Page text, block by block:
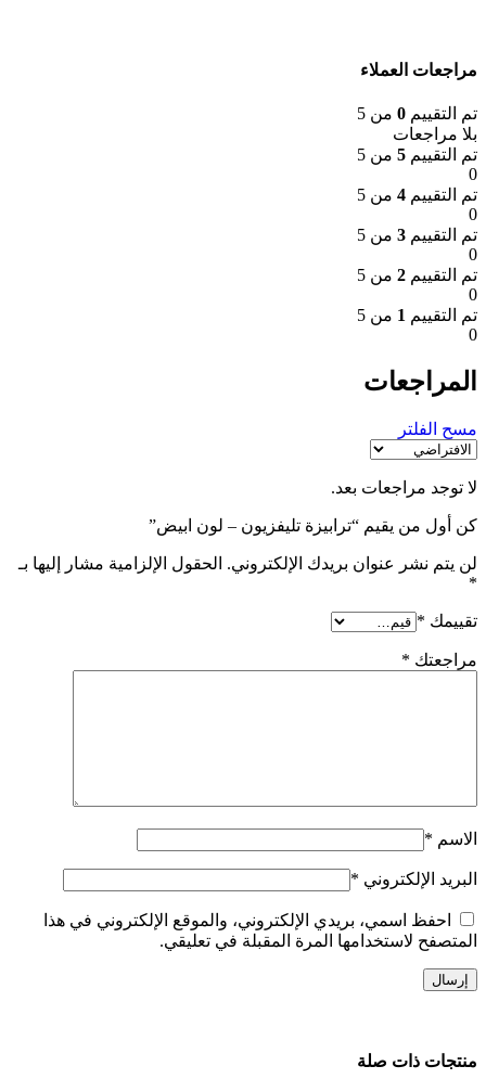
مراجعات العملاء
تم التقييم 0 من 5
بلا مراجعات
تم التقييم 5 من 5
0
تم التقييم 4 من 5
0
تم التقييم 3 من 5
0
تم التقييم 2 من 5
0
تم التقييم 1 من 5
0
المراجعات
مسح الفلتر
لا توجد مراجعات بعد.
كن أول من يقيم “ترابيزة تليفزيون – لون ابيض”
لن يتم نشر عنوان بريدك الإلكتروني. الحقول الإلزامية مشار إليها بـ
*
تقييمك *
مراجعتك *
الاسم *
البريد الإلكتروني *
احفظ اسمي، بريدي الإلكتروني، والموقع الإلكتروني في هذا
المتصفح لاستخدامها المرة المقبلة في تعليقي.
منتجات ذات صلة